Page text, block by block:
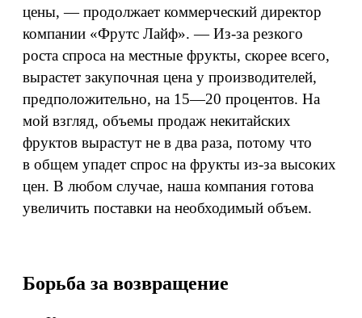
цены, — продолжает коммерческий директор
компании «Фрутс Лайф». — Из-за резкого
роста спроса на местные фрукты, скорее всего,
вырастет закупочная цена у производителей,
предположительно, на 15—20 процентов. На
мой взгляд, объемы продаж некитайских
фруктов вырастут не в два раза, потому что
в общем упадет спрос на фрукты из‑за высоких
цен. В любом случае, наша компания готова
увеличить поставки на необходимый объем.
Борьба за возвращение